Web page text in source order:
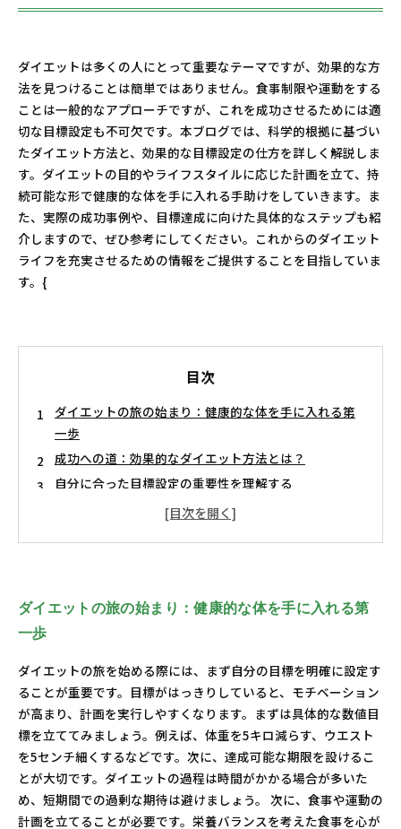
ダイエットは多くの人にとって重要なテーマですが、効果的な方
法を見つけることは簡単ではありません。食事制限や運動をする
ことは一般的なアプローチですが、これを成功させるためには適
切な目標設定も不可欠です。本ブログでは、科学的根拠に基づい
たダイエット方法と、効果的な目標設定の仕方を詳しく解説しま
す。ダイエットの目的やライフスタイルに応じた計画を立て、持
続可能な形で健康的な体を手に入れる手助けをしていきます。ま
た、実際の成功事例や、目標達成に向けた具体的なステップも紹
介しますので、ぜひ参考にしてください。これからのダイエット
ライフを充実させるための情報をご提供することを目指していま
す。{
目次
ダイエットの旅の始まり：健康的な体を手に入れる第
一歩
成功への道：効果的なダイエット方法とは？
自分に合った目標設定の重要性を理解する
日常生活に取り入れるダイエット習慣の作り方
健康的なライフスタイルの実現：ダイエットの結果を
ダイエットの旅の始まり：健康的な体を手に入れる第
一歩
ダイエットの旅を始める際には、まず自分の目標を明確に設定す
ることが重要です。目標がはっきりしていると、モチベーション
が高まり、計画を実行しやすくなります。まずは具体的な数値目
標を立ててみましょう。例えば、体重を5キロ減らす、ウエスト
を5センチ細くするなどです。次に、達成可能な期限を設けるこ
とが大切です。ダイエットの過程は時間がかかる場合が多いた
め、短期間での過剰な期待は避けましょう。 次に、食事や運動の
計画を立てることが必要です。栄養バランスを考えた食事を心が